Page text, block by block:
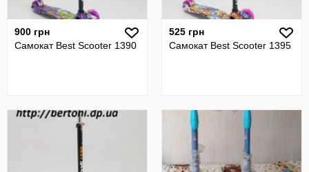
900 грн
Самокат Best Scooter 1390
525 грн
Самокат Best Scooter 1395